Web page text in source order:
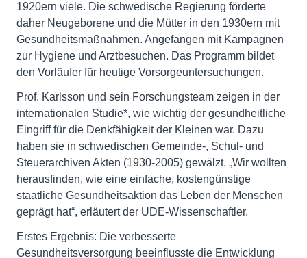
1920ern viele. Die schwedische Regierung förderte
daher Neugeborene und die Mütter in den 1930ern mit
Gesundheitsmaßnahmen. Angefangen mit Kampagnen
zur Hygiene und Arztbesuchen. Das Programm bildet
den Vorläufer für heutige Vorsorgeuntersuchungen.
Prof. Karlsson und sein Forschungsteam zeigen in der
internationalen Studie*, wie wichtig der gesundheitliche
Eingriff für die Denkfähigkeit der Kleinen war. Dazu
haben sie in schwedischen Gemeinde-, Schul- und
Steuerarchiven Akten (1930-2005) gewälzt. „Wir wollten
herausfinden, wie eine einfache, kostengünstige
staatliche Gesundheitsaktion das Leben der Menschen
geprägt hat“, erläutert der UDE-Wissenschaftler.
Erstes Ergebnis: Die verbesserte
Gesundheitsversorgung beeinflusste die Entwicklung